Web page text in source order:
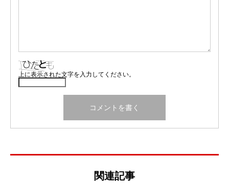
上に表示された文字を入力してください。
関連記事